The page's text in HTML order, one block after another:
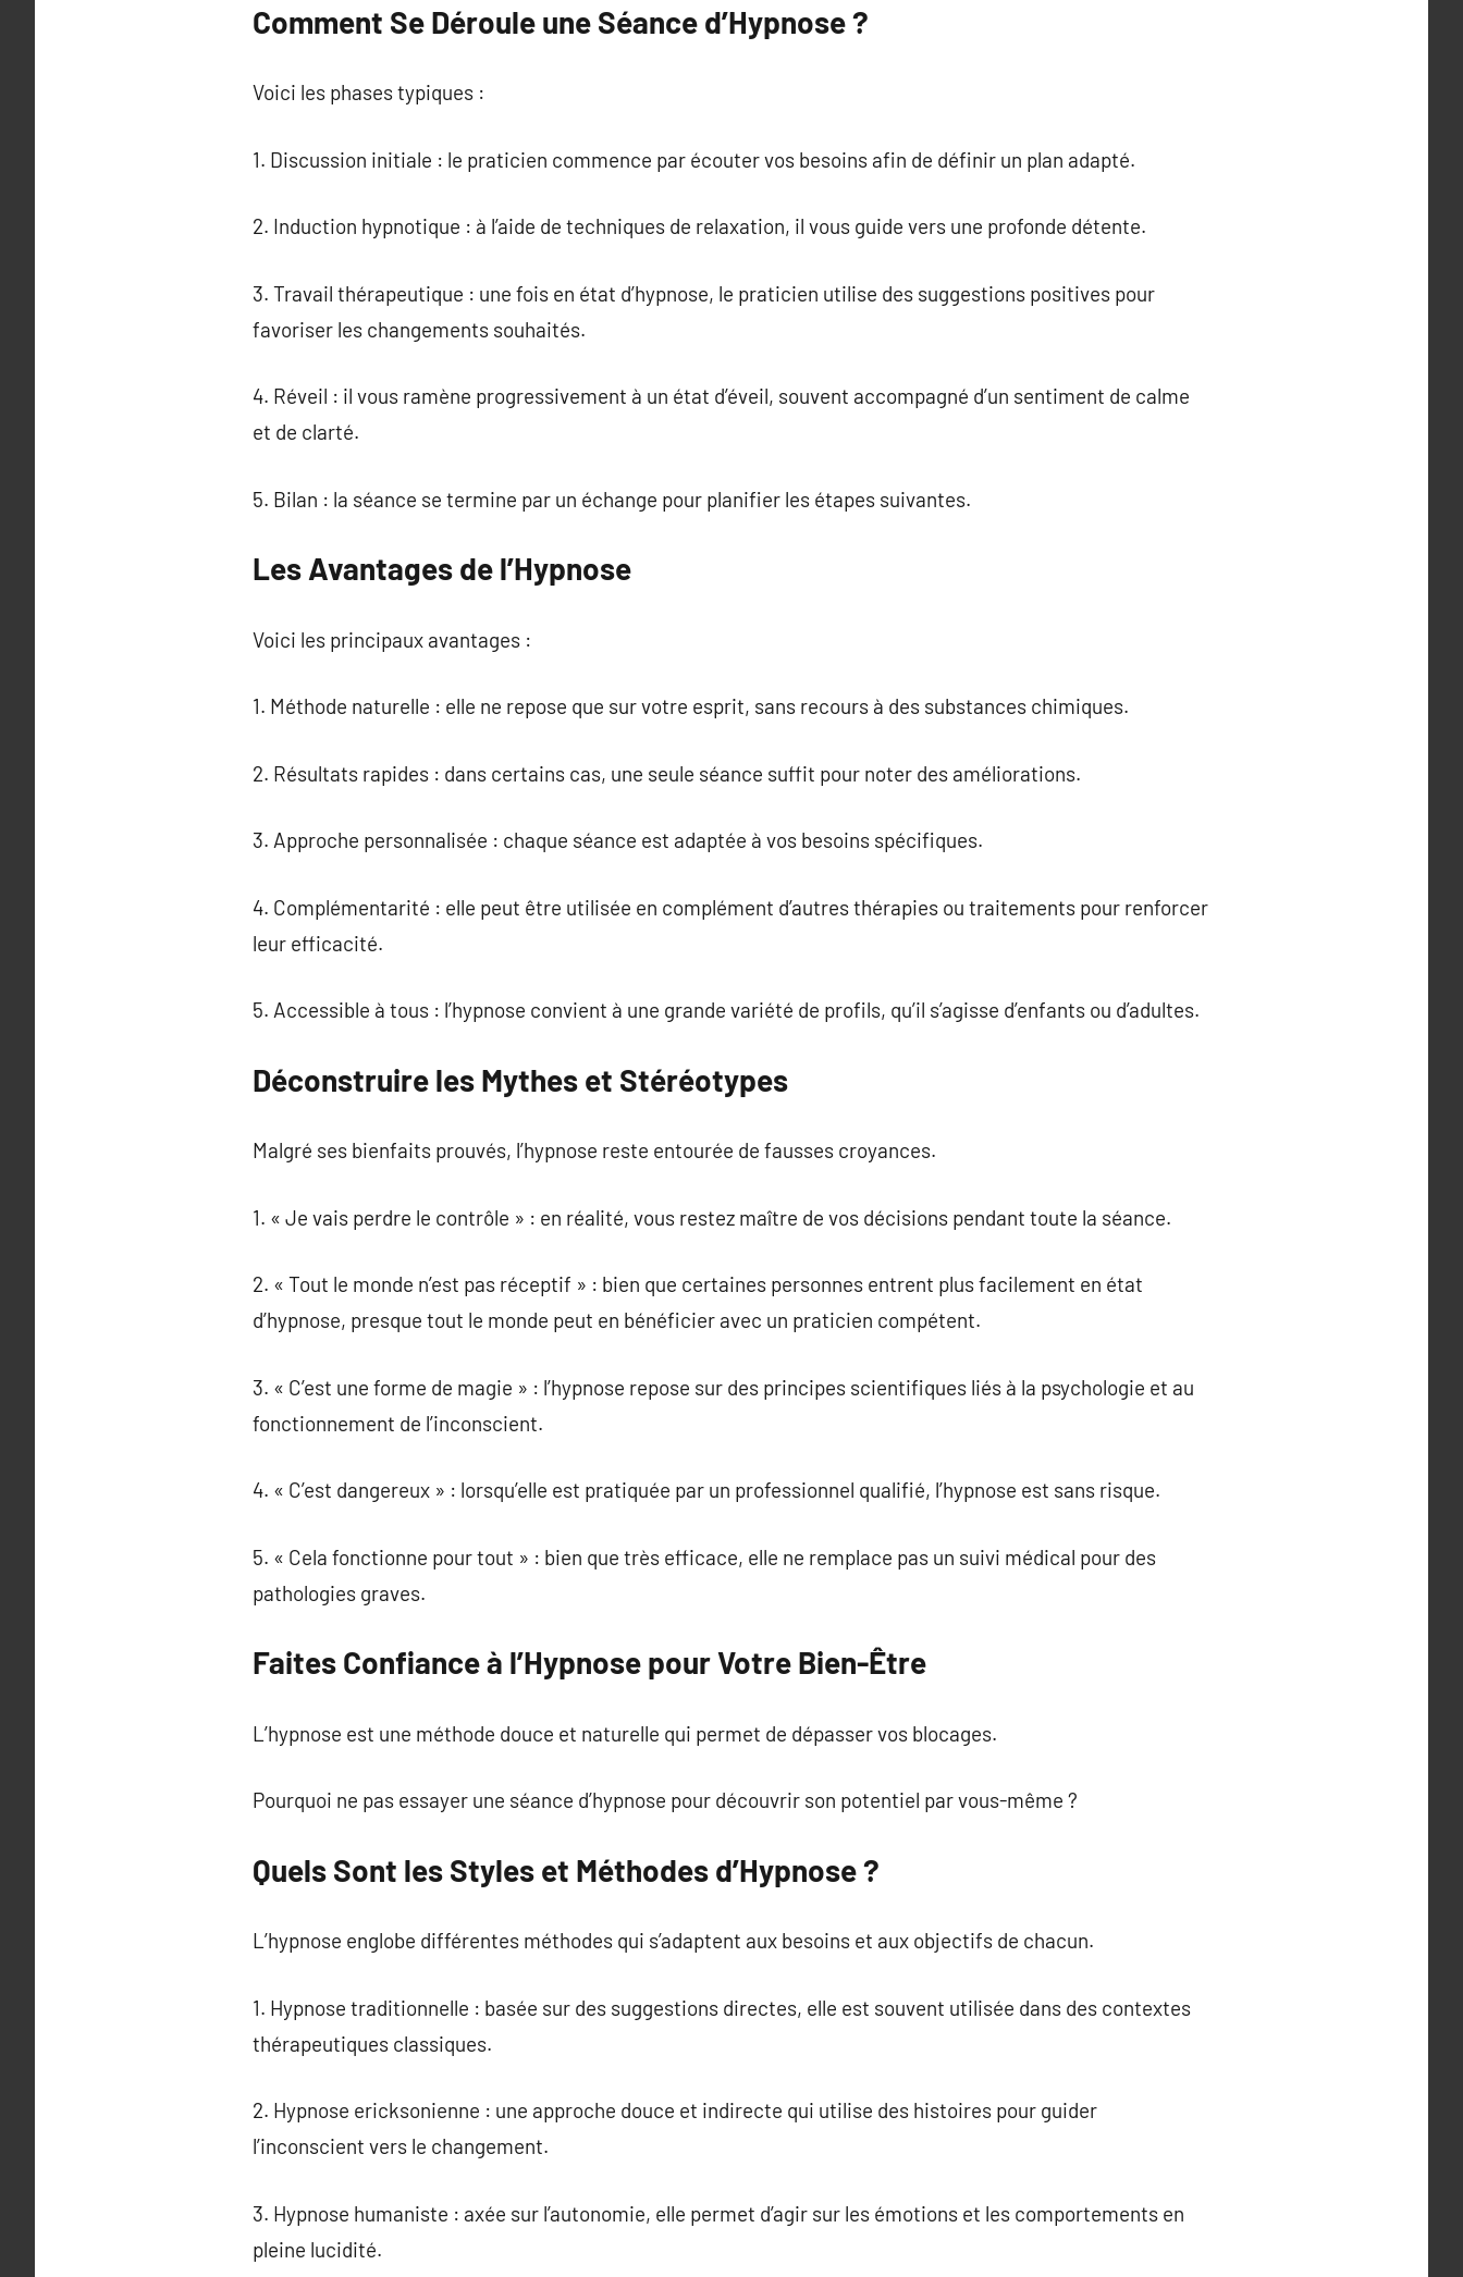
Comment Se Déroule une Séance d’Hypnose ?
Voici les phases typiques :
1. Discussion initiale : le praticien commence par écouter vos besoins afin de définir un plan adapté.
2. Induction hypnotique : à l’aide de techniques de relaxation, il vous guide vers une profonde détente.
3. Travail thérapeutique : une fois en état d’hypnose, le praticien utilise des suggestions positives pour
favoriser les changements souhaités.
4. Réveil : il vous ramène progressivement à un état d’éveil, souvent accompagné d’un sentiment de calme
et de clarté.
5. Bilan : la séance se termine par un échange pour planifier les étapes suivantes.
Les Avantages de l’Hypnose
Voici les principaux avantages :
1. Méthode naturelle : elle ne repose que sur votre esprit, sans recours à des substances chimiques.
2. Résultats rapides : dans certains cas, une seule séance suffit pour noter des améliorations.
3. Approche personnalisée : chaque séance est adaptée à vos besoins spécifiques.
4. Complémentarité : elle peut être utilisée en complément d’autres thérapies ou traitements pour renforcer
leur efficacité.
5. Accessible à tous : l’hypnose convient à une grande variété de profils, qu’il s’agisse d’enfants ou d’adultes.
Déconstruire les Mythes et Stéréotypes
Malgré ses bienfaits prouvés, l’hypnose reste entourée de fausses croyances.
1. « Je vais perdre le contrôle » : en réalité, vous restez maître de vos décisions pendant toute la séance.
2. « Tout le monde n’est pas réceptif » : bien que certaines personnes entrent plus facilement en état
d’hypnose, presque tout le monde peut en bénéficier avec un praticien compétent.
3. « C’est une forme de magie » : l’hypnose repose sur des principes scientifiques liés à la psychologie et au
fonctionnement de l’inconscient.
4. « C’est dangereux » : lorsqu’elle est pratiquée par un professionnel qualifié, l’hypnose est sans risque.
5. « Cela fonctionne pour tout » : bien que très efficace, elle ne remplace pas un suivi médical pour des
pathologies graves.
Faites Confiance à l’Hypnose pour Votre Bien-Être
L’hypnose est une méthode douce et naturelle qui permet de dépasser vos blocages.
Pourquoi ne pas essayer une séance d’hypnose pour découvrir son potentiel par vous-même ?
Quels Sont les Styles et Méthodes d’Hypnose ?
L’hypnose englobe différentes méthodes qui s’adaptent aux besoins et aux objectifs de chacun.
1. Hypnose traditionnelle : basée sur des suggestions directes, elle est souvent utilisée dans des contextes
thérapeutiques classiques.
2. Hypnose ericksonienne : une approche douce et indirecte qui utilise des histoires pour guider
l’inconscient vers le changement.
3. Hypnose humaniste : axée sur l’autonomie, elle permet d’agir sur les émotions et les comportements en
pleine lucidité.